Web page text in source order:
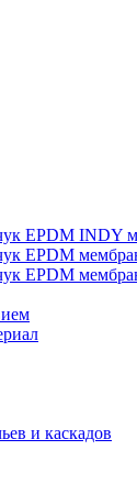
EPDM INDY
EPDM
EPDM
и каскадов